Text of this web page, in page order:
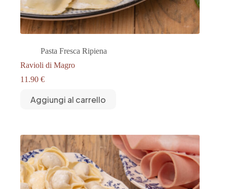
Pasta Fresca Ripiena
Ravioli di Magro
11.90 €
Aggiungi al carrello